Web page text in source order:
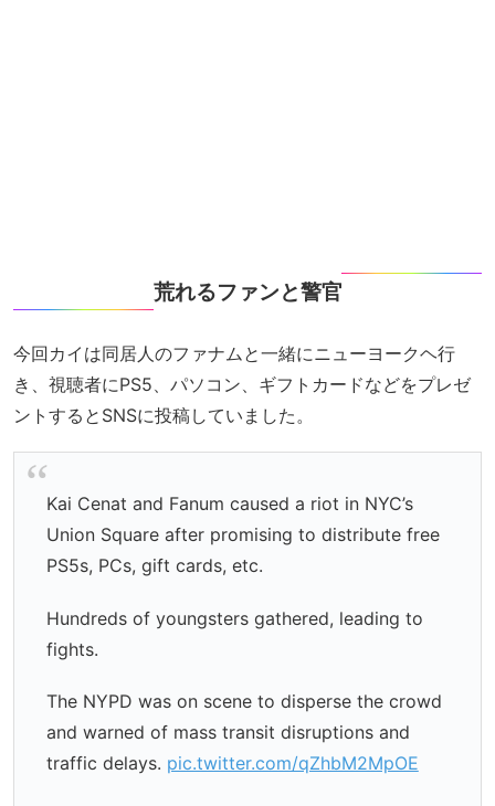
荒れるファンと警官
今回カイは同居人のファナムと一緒にニューヨークヘ行
き、視聴者にPS5、パソコン、ギフトカードなどをプレゼ
ントするとSNSに投稿していました。
Kai Cenat and Fanum caused a riot in NYC’s
Union Square after promising to distribute free
PS5s, PCs, gift cards, etc.
Hundreds of youngsters gathered, leading to
fights.
The NYPD was on scene to disperse the crowd
and warned of mass transit disruptions and
traffic delays. pic.twitter.com/qZhbM2MpOE